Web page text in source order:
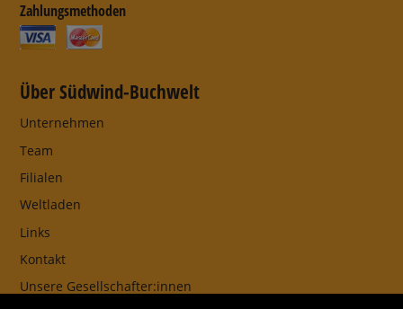
Zahlungsmethoden
Über Südwind-Buchwelt
Unternehmen
Team
Filialen
Weltladen
Links
Kontakt
Unsere Gesellschafter:innen